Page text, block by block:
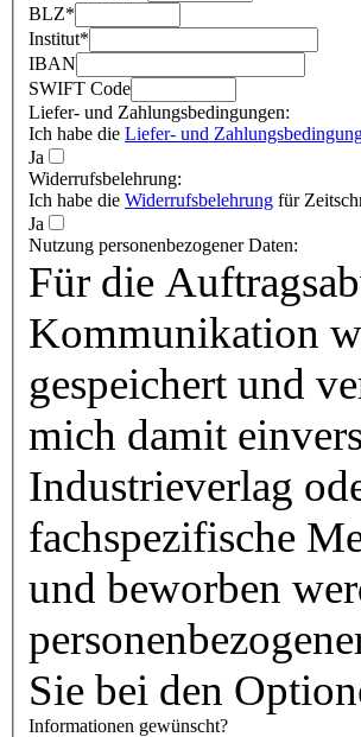
BLZ*
Institut*
IBAN
SWIFT Code
Liefer- und Zahlungsbedingungen:
Ich habe die Liefer- und
Ja
Widerrufsbelehrung:
Ich habe die Widerrufsbelehrung für
Ja
Nutzung personenbezogener Daten:
Für die
Kommunikation
gespeichert und
mich damit
Industrieverlag
fachspezifische
und beworben
Sie bei den
Informationen gewünscht?